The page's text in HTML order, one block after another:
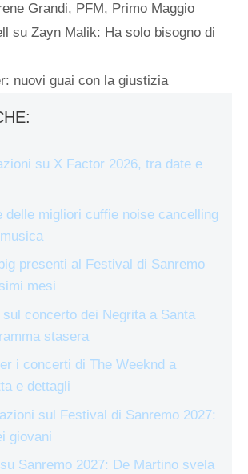
Grandi, PFM, Primo Maggio
su Zayn Malik: Ha solo bisogno di
nuovi guai con la giustizia
su X Factor 2026, tra date e
delle migliori cuffie noise cancelling
presenti al Festival di Sanremo
mesi
concerto dei Negrita a Santa
stasera
i concerti di The Weeknd a
e dettagli
sul Festival di Sanremo 2027:
giovani
Sanremo 2027: De Martino svela